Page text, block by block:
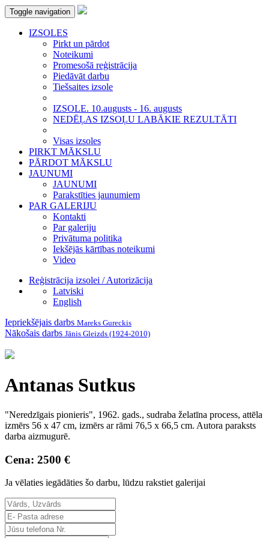
Toggle navigation
IZSOLES
Pirkt un pārdot
Noteikumi
Promesošā reģistrācija
Piedāvāt darbu
Tiešsaites izsole
IZSOLE. 10.augusts - 16. augusts
NEDĒĻAS IZSOĻU LABĀKIE REZULTĀTI
Visas izsoles
PIRKT MĀKSLU
PĀRDOT MĀKSLU
JAUNUMI
JAUNUMI
Parakstīties jaunumiem
PAR GALERIJU
Kontakti
Par galeriju
Privātuma politika
Iekšējās kārtības noteikumi
Video
Reģistrācija izsolei / Autorizācija
Latviski
English
Iepriekšējais darbs Mareks Gureckis
Nākošais darbs Jānis Gleizds (1924-2010)
Antanas Sutkus
"Neredzīgais pionieris", 1962. gads., sudraba želatīna process, attēla
izmērs 56 x 47 cm, izmērs ar rāmi 76,5 x 66,5 cm. Autora paraksts
darba aizmugurē.
Cena: 2500 €
Ja vēlaties iegādāties šo darbu, lūdzu rakstiet galerijai